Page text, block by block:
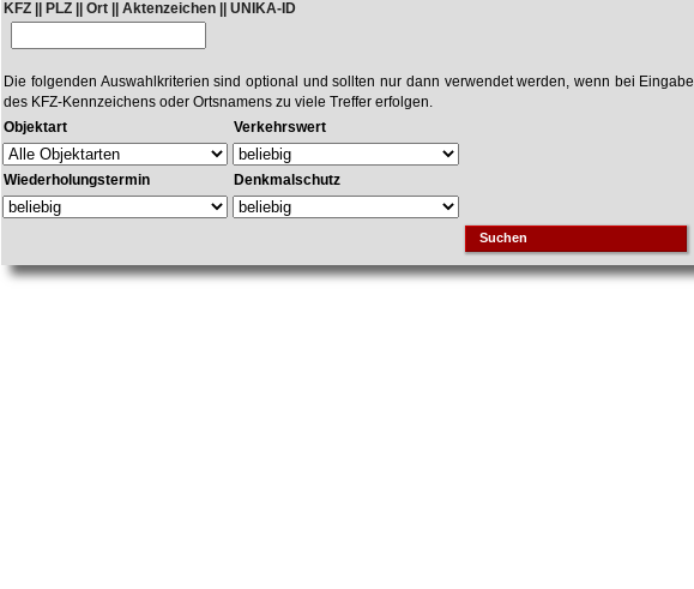
KFZ || PLZ || Ort || Aktenzeichen || UNIKA-ID
Die folgenden Auswahlkriterien sind optional und sollten nur dann verwendet werden, wenn bei Eingabe
des KFZ-Kennzeichens oder Ortsnamens zu viele Treffer erfolgen.
Objektart
Verkehrswert
Wiederholungstermin Denkmalschutz
Suchen